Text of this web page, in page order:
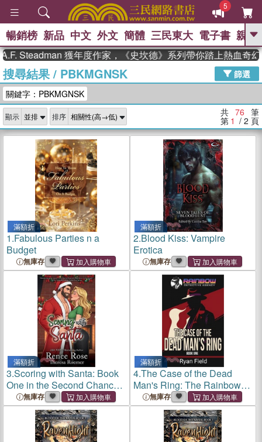
5
GO
熱搜： 高希均教授回憶錄
、 The Odyssey 、 父親節 、 如果歷
獎 臺灣漫遊錄 、 方念華 、 台灣的李
登輝時代
數學女孩：黎曼猜想 、
偉大的迷走神經
暢銷榜 新品 中文 外文 簡體 三民東大 電子書 親子
獲年度作家，《史坎德》系列帶你踏上熱血奇幻旅程
搜尋結果/ PBKMGNSK
篩選
關鍵字：PBKMGNSK
顯示 排序 共 76 筆
第 1 / 2 頁
滿額折
1.Fabulous Parties n a
Budget
無庫存
滿額折
2.Blood Kiss: Vampire
Erotica
無庫存
滿額折
3.Scoring with Santa: Book
One in the Second Chance
Series無庫存
滿額折
4.The Case of the Dead
Man's Ring: The Rainbow
Detective Agency, Book 1
無庫存